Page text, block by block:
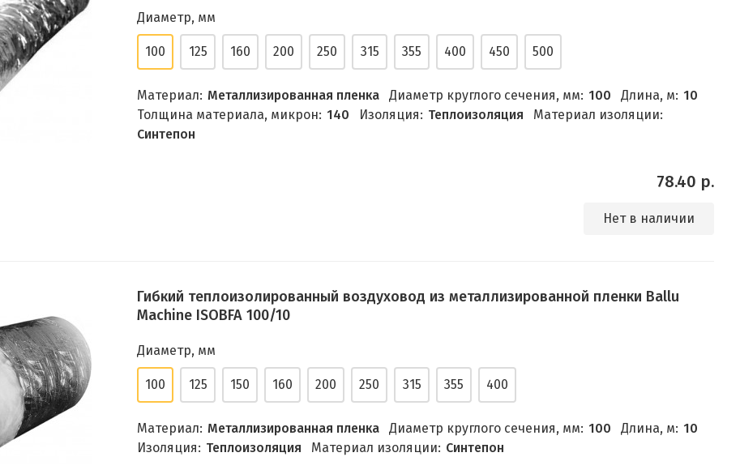
Диаметр, мм
100 125 160 200 250 315 355 400 450 500
Материал: Металлизированная пленка Диаметр круглого сечения, мм: 100 Длина, м: 10
Толщина материала, микрон: 140 Изоляция: Теплоизоляция
Материал изоляции:
Синтепон
78.40 р.
Нет в наличии
Гибкий теплоизолированный воздуховод из металлизированной пленки Ballu
Machine ISOBFA 100/10
Диаметр, мм
100 125 150 160 200 250 315 355 400
Материал: Металлизированная пленка Диаметр круглого сечения, мм: 100 Длина, м: 10
Изоляция: Теплоизоляция Материал изоляции: Синтепон